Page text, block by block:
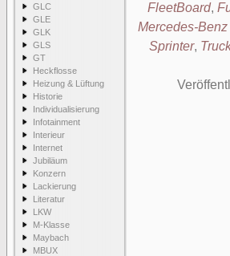
GLC
GLE
GLK
GLS
GT
Heckflosse
Heizung & Lüftung
Historie
Individualisierung
Infotainment
Interieur
Internet
Jubiläum
Konzern
Lackierung
Literatur
LKW
M-Klasse
Maybach
MBUX
FleetBoard,
Mercedes-
Sprinter,